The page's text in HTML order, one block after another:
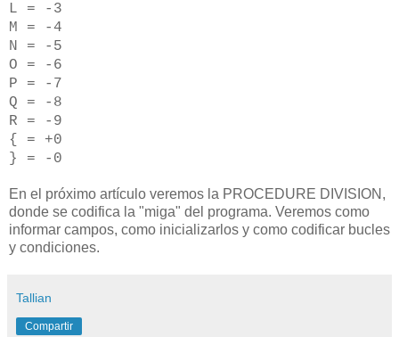
L = -3
M = -4
N = -5
O = -6
P = -7
Q = -8
R = -9
{ = +0
} = -0
En el próximo artículo veremos la PROCEDURE DIVISION,
donde se codifica la "miga" del programa. Veremos como
informar campos, como inicializarlos y como codificar bucles
y condiciones.
Tallian
Compartir